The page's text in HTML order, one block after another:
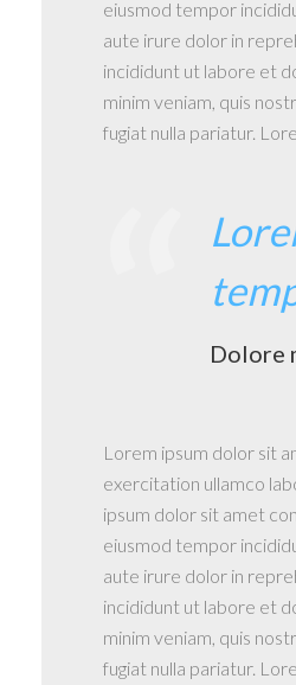
eiusmod tempor
aute irure dolor in
incididunt ut labore et
minim veniam, quis
fugiat nulla pariatur.
Dolore
Lorem ipsum dolor sit
exercitation ullamco
ipsum dolor sit amet
eiusmod tempor
aute irure dolor in
incididunt ut labore et
minim veniam, quis
fugiat nulla pariatur.